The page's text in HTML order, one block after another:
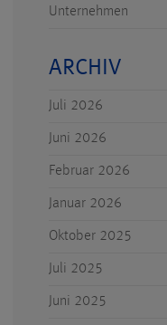
Unternehmen
ARCHIV
Juli 2026
Juni 2026
Februar 2026
Januar 2026
Oktober 2025
Juli 2025
Juni 2025